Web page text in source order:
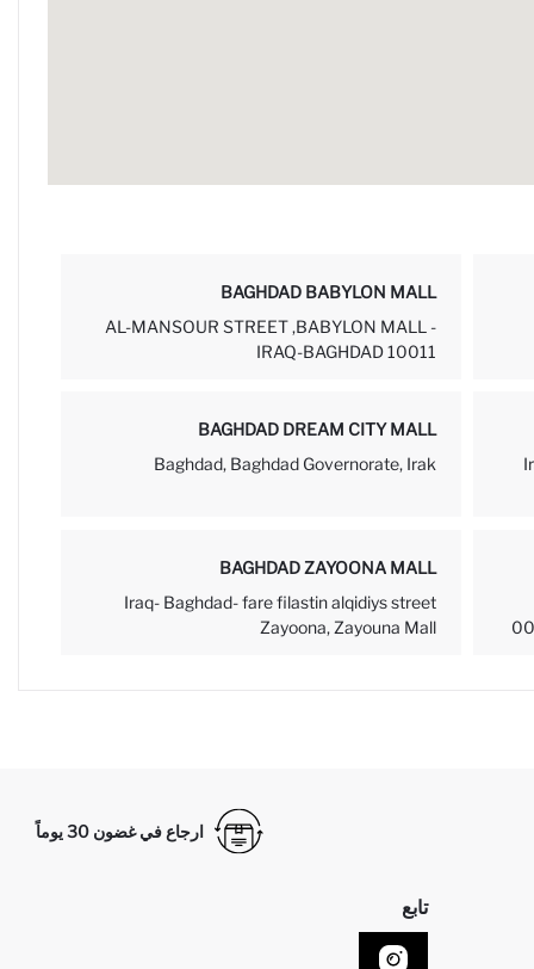
BAGHDAD BABYLON MALL
AL-MANSOUR STREET ,BABYLON MALL -
IRAQ-BAGHDAD 10011
BAGHDAD DREAM CITY MALL
Baghdad, Baghdad Governorate, Irak
BAGHDAD ZAYOONA MALL
Iraq- Baghdad- fare filastin alqidiys street
Zayoona, Zayouna Mall
ارجاع في غضون 30 يوماً
تابع